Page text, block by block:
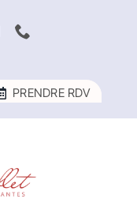
PRENDRE RDV